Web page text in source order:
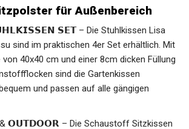
für Außenbereich
𝗦𝗘𝗧 – Die Stuhlkissen Lisa
sind im praktischen 4er Set erhältlich. Mit
von 40x40 cm und einer 8cm dicken Füllung
sind die Gartenkissen
und passen auf alle gängigen
– Die Schaustoff Sitzkissen